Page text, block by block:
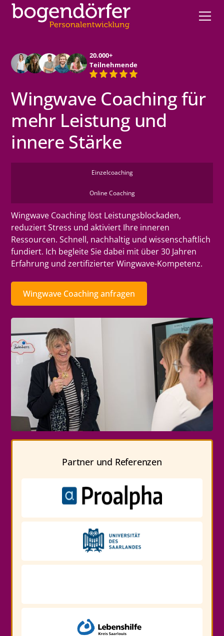
20.000+
Teilnehmende
Wingwave Coaching für
mehr Leistung und
innere Stärke
Einzelcoaching
Online Coaching
Wingwave Coaching löst Leistungsblockaden,
reduziert Stress und aktiviert Ihre inneren
Ressourcen. Schnell, nachhaltig und wissenschaftlich
fundiert. Ich begleite Sie dabei mit über 30 Jahren
Erfahrung und zertifizierter Wingwave-Kompetenz.
Wingwave Coaching anfragen
Partner und Referenzen